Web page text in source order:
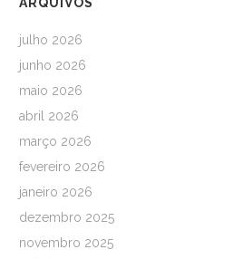
julho 2026
junho 2026
maio 2026
abril 2026
março 2026
fevereiro 2026
janeiro 2026
dezembro 2025
novembro 2025